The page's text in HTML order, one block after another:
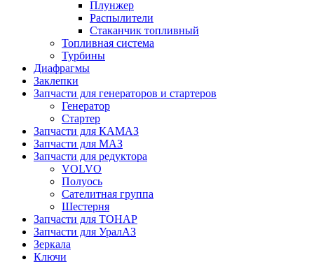
Плунжер
Распылители
Стаканчик топливный
Топливная система
Турбины
Диафрагмы
Заклепки
Запчасти для генераторов и стартеров
Генератор
Стартер
Запчасти для КАМАЗ
Запчасти для МАЗ
Запчасти для редуктора
VOLVO
Полуось
Сателитная группа
Шестерня
Запчасти для ТОНАР
Запчасти для УралАЗ
Зеркала
Ключи